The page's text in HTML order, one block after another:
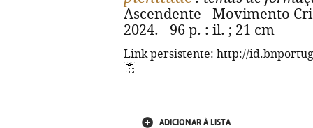
Ascendente - Movimento
2024. - 96 p. : il. ; 21 cm
Link persistente: http://
ADICIONAR À LISTA